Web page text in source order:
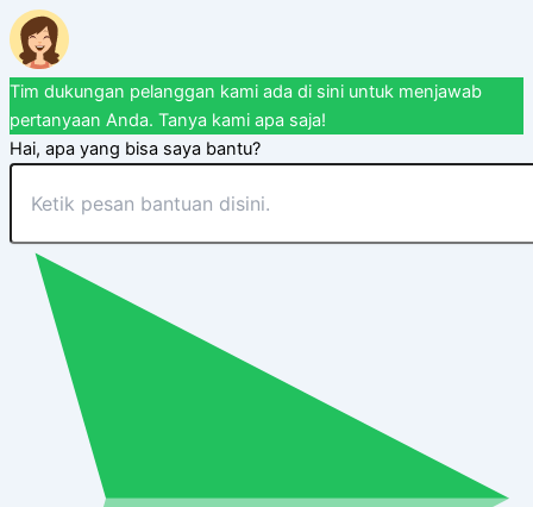
Tim dukungan pelanggan kami ada di sini untuk menjawab
pertanyaan Anda. Tanya kami apa saja!
Hai, apa yang bisa saya bantu?